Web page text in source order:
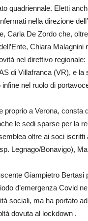
quadriennale. Eletti
nella direzione
Carla De Zordo che,
Chiara
nel direttivo
di Villafranca (VR), e
nel ruolo di
a Verona, consta
le sedi sparse per la
oltre ai soci
Legnago/Bonavigo),
Giampietro Bertasi
d’emergenza Covid
sociali, ma ha portato
dovuta al lockdown .